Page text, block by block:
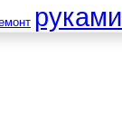
руками